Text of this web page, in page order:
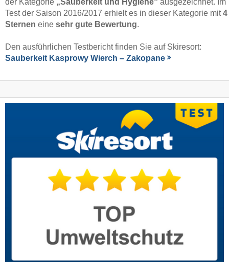
Test der Saison 2016/2017 erhielt es in dieser Kategorie mit4
Sternen eine sehr gute Bewertung.
Den ausführlichen Testbericht finden Sie auf Skiresort:
Sauberkeit Kasprowy Wierch – Zakopane